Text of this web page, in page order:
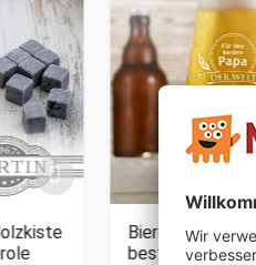
Bierglas mit
besten Papa